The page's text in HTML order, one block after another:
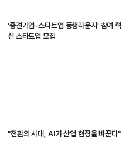
‘중견기업-스타트업 동행라운지’ 참여 혁
신 스타트업 모집
"전환의 시대, AI가 산업 현장을 바꾼다"